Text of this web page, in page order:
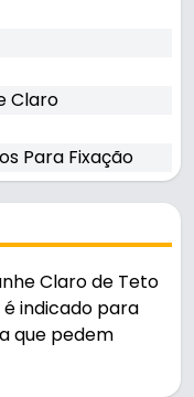
Claro
Para Fixação
Claro de Teto
é indicado para
que pedem